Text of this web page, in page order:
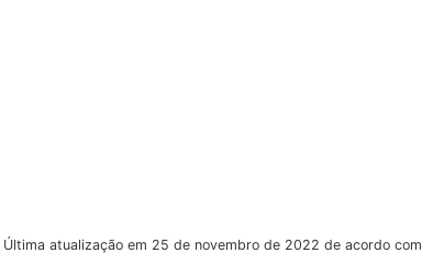
Última atualização em 25 de novembro de 2022 de acordo